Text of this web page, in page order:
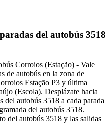
del autobús 3518
Corroios (Estação) - Vale
de autobús en la zona de
Estação P3 y última
(Escola). Desplázate hacia
del autobús 3518 a cada parada
del autobús 3518.
del autobús 3518 y las salidas